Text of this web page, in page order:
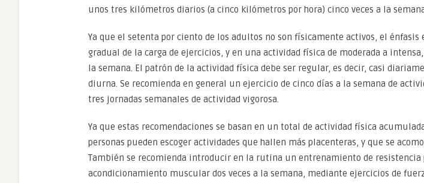
unos tres kilómetros diarios (a cinco kilómetros por hora) cinco veces a la
Ya que el setenta por ciento de los adultos no son físicamente activos, el énfasis
gradual de la carga de ejercicios, y en una actividad física de moderada a
la semana. El patrón de la actividad física debe ser regular, es decir, casi
diurna. Se recomienda en general un ejercicio de cinco días a la semana de
tres jornadas semanales de actividad vigorosa.
Ya que estas recomendaciones se basan en un total de actividad física
personas pueden escoger actividades que hallen más placenteras, y que se
También se recomienda introducir en la rutina un entrenamiento de resistencia
acondicionamiento muscular dos veces a la semana, mediante ejercicios de